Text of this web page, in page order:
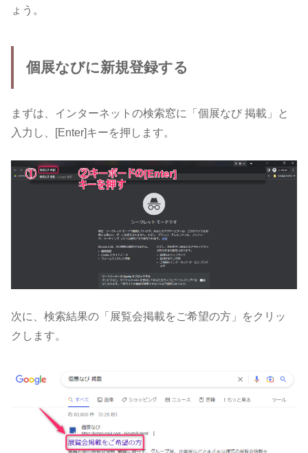
ょう。
個展なびに新規登録する
まずは、インターネットの検索窓に「個展なび 掲載」と
入力し、[Enter]キーを押します。
次に、検索結果の「展覧会掲載をご希望の方」をクリッ
クします。